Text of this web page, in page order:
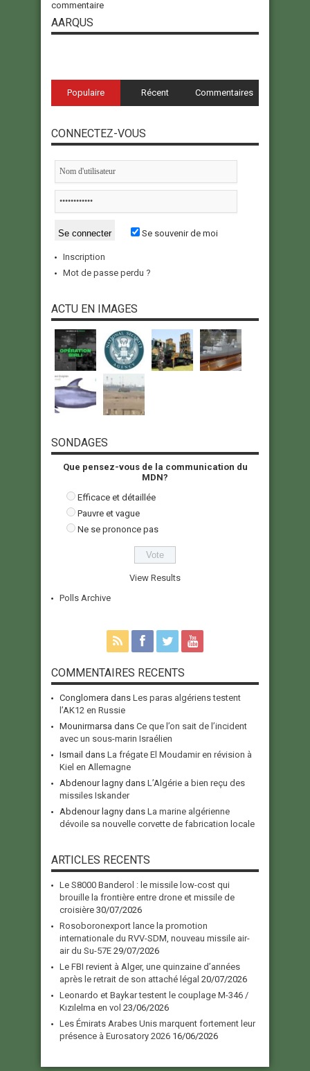
commentaire
AARQUS
Populaire Récent Commentaires
CONNECTEZ-VOUS
Se souvenir de moi
Inscription
Mot de passe perdu ?
ACTU EN IMAGES
SONDAGES
Que pensez-vous de la communication du
MDN?
Efficace et détaillée
Pauvre et vague
Ne se prononce pas
View Results
Polls Archive
COMMENTAIRES RECENTS
Conglomera dans Les paras algériens testent
l’AK12 en Russie
Mounirmarsa dans Ce que l’on sait de l’incident
avec un sous-marin Israélien
Ismail dans La frégate El Moudamir en révision à
Kiel en Allemagne
Abdenour lagny dans L’Algérie a bien reçu des
missiles Iskander
Abdenour lagny dans La marine algérienne
dévoile sa nouvelle corvette de fabrication locale
ARTICLES RECENTS
Le S8000 Banderol : le missile low-cost qui
brouille la frontière entre drone et missile de
croisière 30/07/2026
Rosoboronexport lance la promotion
internationale du RVV-SDM, nouveau missile air-
air du Su-57E 29/07/2026
Le FBI revient à Alger, une quinzaine d’années
après le retrait de son attaché légal 20/07/2026
Leonardo et Baykar testent le couplage M-346 /
Kızılelma en vol 23/06/2026
Les Émirats Arabes Unis marquent fortement leur
présence à Eurosatory 2026 16/06/2026